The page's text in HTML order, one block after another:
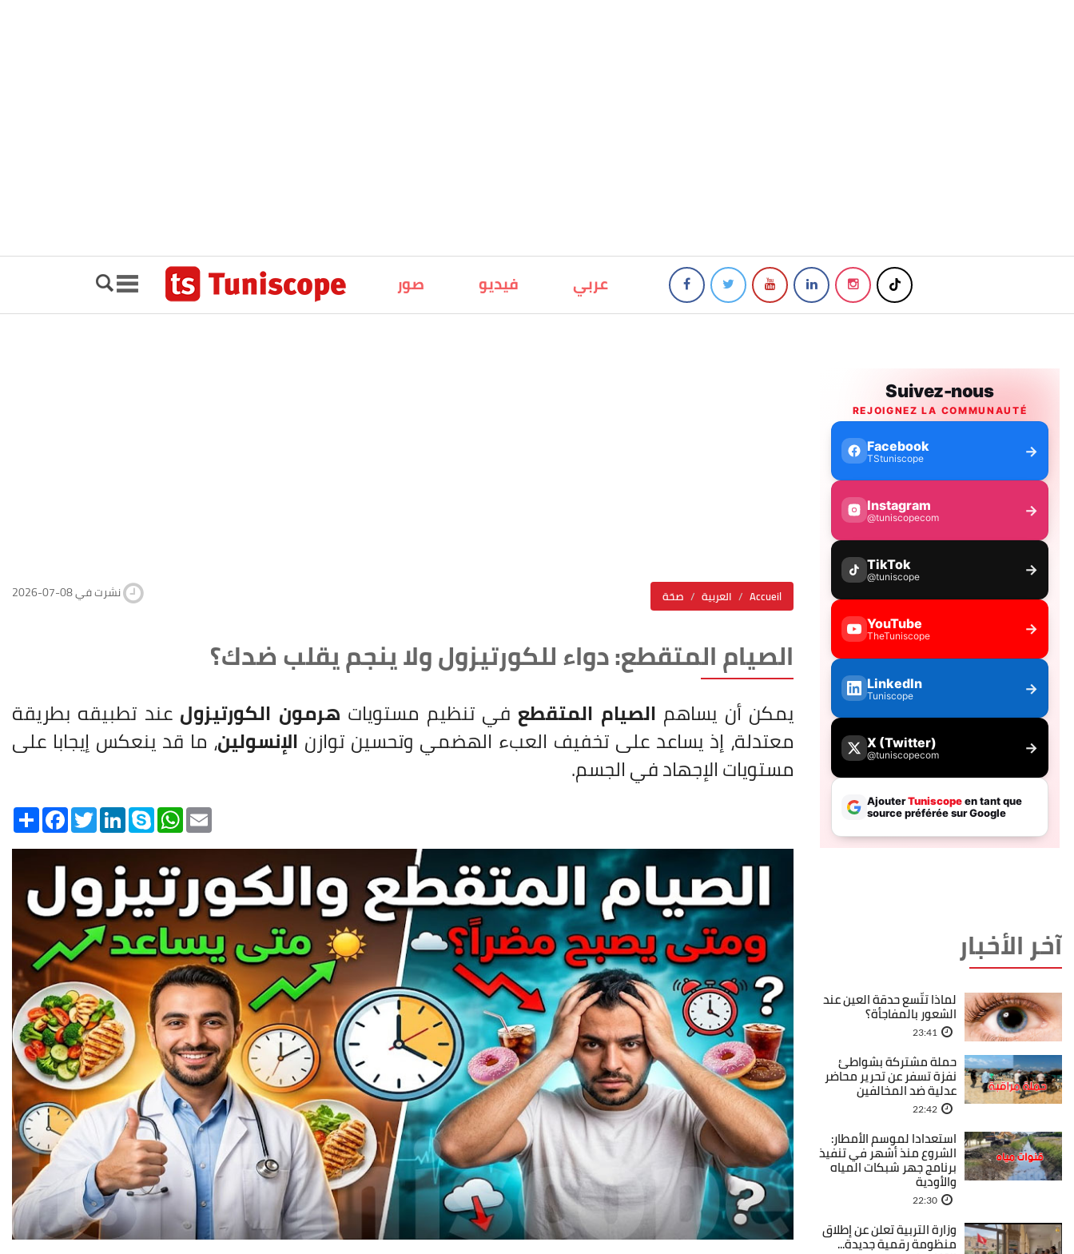
صور فيديو عربي
صحّة العربية Accueil 2026-07-08 نشرت في
الصيام المتقطع: دواء للكورتيزول ولا ينجم يقلب ضدك؟
يمكن أن يساهم الصيام المتقطع في تنظيم مستويات هرمون الكورتيزول عند تطبيقه بطريقة
معتدلة، إذ يساعد على تخفيف العبء الهضمي وتحسين توازن الإنسولين، ما قد ينعكس إيجابا على
مستويات الإجهاد في الجسم.
Share
FacebookTwitterLinkedInSkype
WhatsAppEmail
آخر الأخبار
لماذا تتّسع حدقة العين عند
الشعور بالمفاجأة؟
23:41
حملة مشتركة بشواطئ
نفزة تسفر عن تحرير محاضر
عدلية ضد المخالفين
22:42
استعدادا لموسم الأمطار:
الشروع منذ أشهر في تنفيذ
برنامج جهر شبكات المياه
والأودية
22:30
وزارة التربية تعلن عن إطلاق
منظومة رقمية جديدة...